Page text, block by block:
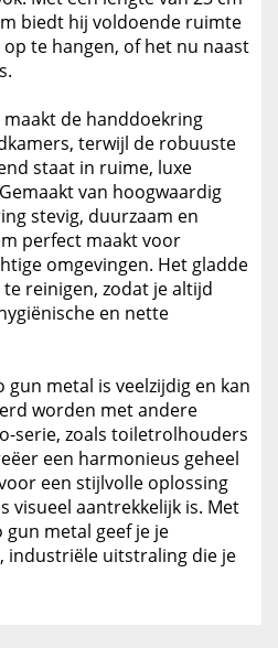
biedt hij voldoende ruimte
te hangen, of het nu naast
de handdoekring
terwijl de robuuste
staat in ruime, luxe
van hoogwaardig
stevig, duurzaam en
perfect maakt voor
omgevingen. Het gladde
reinigen, zodat je altijd
en nette
metal is veelzijdig en kan
worden met andere
serie, zoals toiletrolhouders
een harmonieus geheel
een stijlvolle oplossing
visueel aantrekkelijk is. Met
metal geef je je
industriële uitstraling die je